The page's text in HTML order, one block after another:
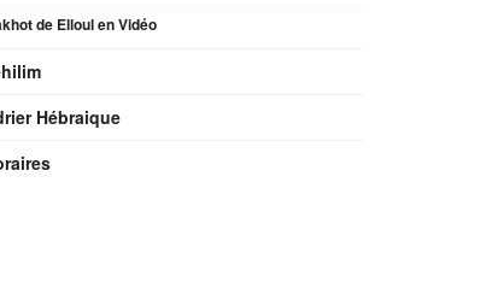
de Elloul en Vidéo
Hébraique